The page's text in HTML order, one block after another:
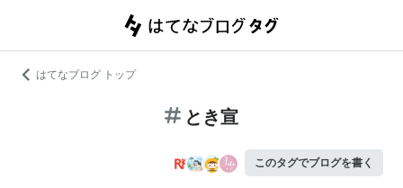
はてなブログ トップ
とき宣
このタグでブログを書く